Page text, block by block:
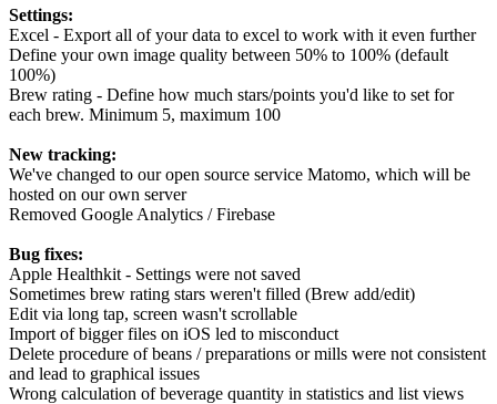
Settings:
Excel - Export all of your data to excel to work with it even further
Define your own image quality between 50% to 100% (default
100%)
Brew rating - Define how much stars/points you'd like to set for
each brew. Minimum 5, maximum 100
New tracking:
We've changed to our open source service Matomo, which will be
hosted on our own server
Removed Google Analytics / Firebase
Bug fixes:
Apple Healthkit - Settings were not saved
Sometimes brew rating stars weren't filled (Brew add/edit)
Edit via long tap, screen wasn't scrollable
Import of bigger files on iOS led to misconduct
Delete procedure of beans / preparations or mills were not consistent
and lead to graphical issues
Wrong calculation of beverage quantity in statistics and list views